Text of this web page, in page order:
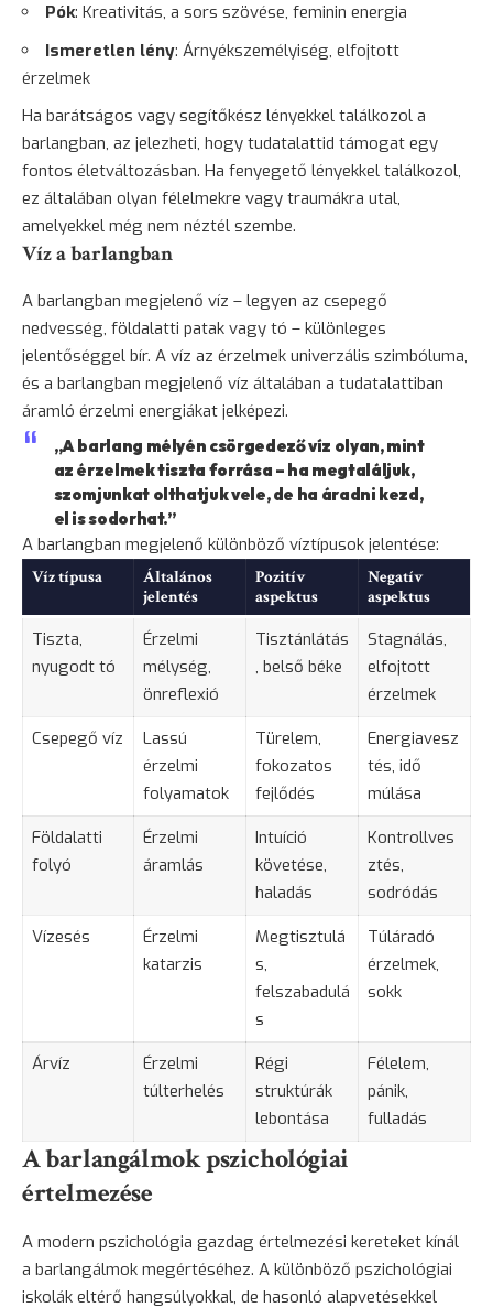
Pók: Kreativitás, a sors szövése, feminin energia
Ismeretlen lény: Árnyékszemélyiség, elfojtott
érzelmek
Ha barátságos vagy segítőkész lényekkel találkozol a
barlangban, az jelezheti, hogy tudatalattid támogat egy
fontos életváltozásban. Ha fenyegető lényekkel találkozol,
ez általában olyan félelmekre vagy traumákra utal,
amelyekkel még nem néztél szembe.
Víz a barlangban
A barlangban megjelenő víz – legyen az csepegő
nedvesség, földalatti patak vagy tó – különleges
jelentőséggel bír. A víz az érzelmek univerzális szimbóluma,
és a barlangban megjelenő víz általában a tudatalattiban
áramló érzelmi energiákat jelképezi.
„A barlang mélyén csörgedező víz olyan, mint
az érzelmek tiszta forrása – ha megtaláljuk,
szomjunkat olthatjuk vele, de ha áradni kezd,
el is sodorhat.”
A barlangban megjelenő különböző víztípusok jelentése:
Víz típusa
Általános
jelentés
Pozitív
aspektus
Negatív
aspektus
Tiszta,
nyugodt tó
Érzelmi
mélység,
önreflexió
Tisztánlátás
, belső béke
Stagnálás,
elfojtott
érzelmek
Csepegő víz
Lassú
érzelmi
folyamatok
Türelem,
fokozatos
fejlődés
Energiavesz
tés, idő
múlása
Földalatti
folyó
Érzelmi
áramlás
Intuíció
követése,
haladás
Kontrollves
ztés,
sodródás
Vízesés
Érzelmi
katarzis
Megtisztulá
s,
felszabadulá
s
Túláradó
érzelmek,
sokk
Árvíz
Érzelmi
túlterhelés
Régi
struktúrák
lebontása
Félelem,
pánik,
fulladás
A barlangálmok pszichológiai
értelmezése
A modern pszichológia gazdag értelmezési kereteket kínál
a barlangálmok megértéséhez. A különböző pszichológiai
iskolák eltérő hangsúlyokkal, de hasonló alapvetésekkel